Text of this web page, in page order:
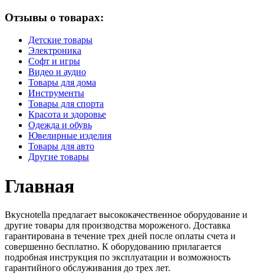
Отзывы о товарах:
Детские товары
Электроника
Софт и игры
Видео и аудио
Товары для дома
Инструменты
Товары для спорта
Красота и здоровье
Одежда и обувь
Ювелирные изделия
Товары для авто
Другие товары
Главная
Вкусноtella предлагает высококачественное оборудование и
другие товары для производства мороженого. Доставка
гарантирована в течение трех дней после оплаты счета и
совершенно бесплатно. К оборудованию прилагается
подробная инструкция по эксплуатации и возможность
гарантийного обслуживания до трех лет.